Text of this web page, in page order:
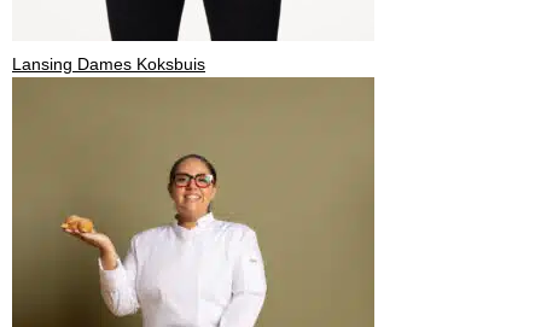
Lansing Dames Koksbuis